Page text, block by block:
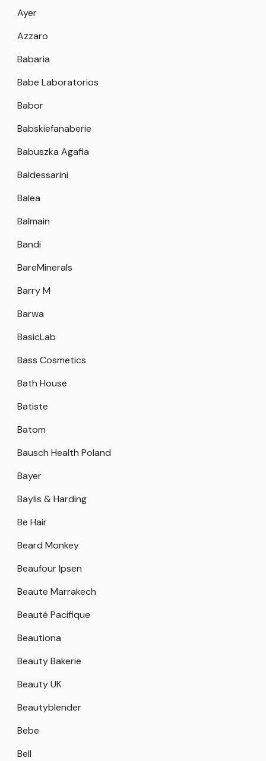
Ayer
Azzaro
Babaria
Babe Laboratorios
Babor
Babskiefanaberie
Babuszka Agafia
Baldessarini
Balea
Balmain
Bandi
BareMinerals
Barry M
Barwa
BasicLab
Bass Cosmetics
Bath House
Batiste
Batom
Bausch Health Poland
Bayer
Baylis & Harding
Be Hair
Beard Monkey
Beaufour Ipsen
Beaute Marrakech
Beauté Pacifique
Beautiona
Beauty Bakerie
Beauty UK
Beautyblender
Bebe
Bell